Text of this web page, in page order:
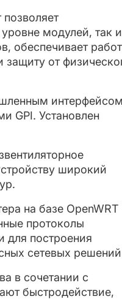
позволяет
модулей, так и
обеспечивает
защиту от
GPI. Установлен
широкий
на базе OpenWRT
протоколы
для построения
сетевых
в сочетании с
быстродействие,